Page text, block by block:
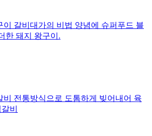
갈비대가의 비법 양념에 슈퍼푸드 블
한 돼지 왕구이.
전통방식으로 도톰하게 빚어내어 육
비